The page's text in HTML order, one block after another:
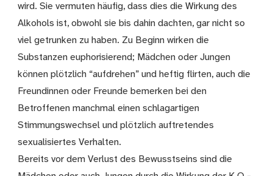
wird. Sie vermuten häufig, dass dies die Wirkung des
Alkohols ist, obwohl sie bis dahin dachten, gar nicht so
viel getrunken zu haben. Zu Beginn wirken die
Substanzen euphorisierend; Mädchen oder Jungen
können plötzlich “aufdrehen” und heftig flirten, auch die
Freundinnen oder Freunde bemerken bei den
Betroffenen manchmal einen schlagartigen
Stimmungswechsel und plötzlich auftretendes
sexualisiertes Verhalten.
Bereits vor dem Verlust des Bewusstseins sind die